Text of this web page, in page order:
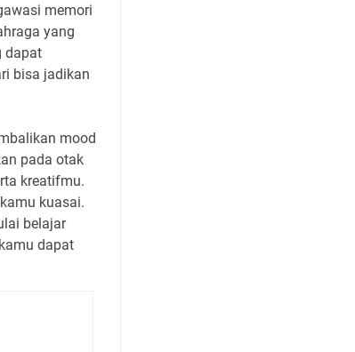
memori
yang
dapat
bisa jadikan
mood
pada otak
kreatifmu.
kuasai.
belajar
dapat